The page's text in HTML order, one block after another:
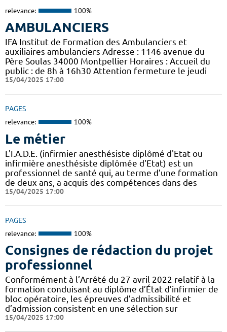
relevance: 100%
AMBULANCIERS
IFA Institut de Formation des Ambulanciers et
auxiliaires ambulanciers Adresse : 1146 avenue du
Père Soulas 34000 Montpellier Horaires : Accueil du
public : de 8h à 16h30 Attention fermeture le jeudi
15/04/2025 17:00
PAGES
relevance: 100%
Le métier
L'I.A.D.E. (infirmier anesthésiste diplômé d'Etat ou
infirmière anesthésiste diplômée d'Etat) est un
professionnel de santé qui, au terme d’une formation
de deux ans, a acquis des compétences dans des
15/04/2025 17:00
PAGES
relevance: 100%
Consignes de rédaction du projet
professionnel
Conformément à l’Arrêté du 27 avril 2022 relatif à la
formation conduisant au diplôme d’État d’infirmier de
bloc opératoire, les épreuves d’admissibilité et
d’admission consistent en une sélection sur
15/04/2025 17:00